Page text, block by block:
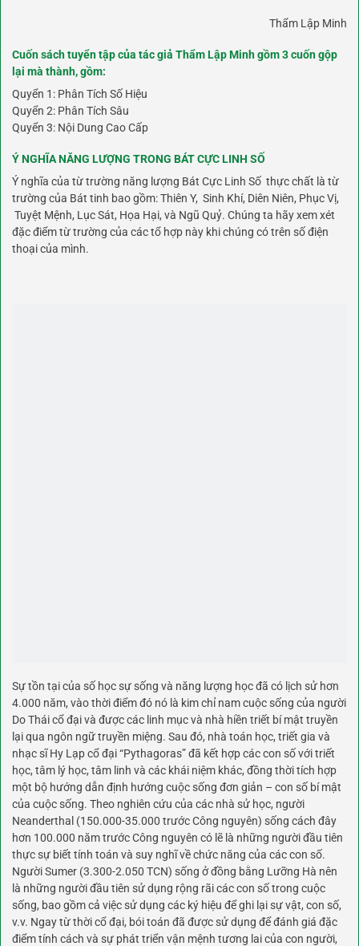
Thẩm Lập Minh
Cuốn sách tuyển tập của tác giả Thẩm Lập Minh gồm 3 cuốn gộp
lại mà thành, gồm:
Quyển 1: Phân Tích Số Hiệu
Quyển 2: Phân Tích Sâu
Quyển 3: Nội Dung Cao Cấp
Ý NGHĨA NĂNG LƯỢNG TRONG BÁT CỰC LINH SỐ
Ý nghĩa của từ trường năng lượng Bát Cực Linh Số thực chất là từ
trường của Bát tinh bao gồm: Thiên Y, Sinh Khí, Diên Niên, Phục Vị,
Tuyệt Mệnh, Lục Sát, Họa Hại, và Ngũ Quỷ. Chúng ta hãy xem xét
đặc điểm từ trường của các tổ hợp này khi chúng có trên số điện
thoại của mình.
Sự tồn tại của số học sự sống và năng lượng học đã có lịch sử hơn
4.000 năm, vào thời điểm đó nó là kim chỉ nam cuộc sống của người
Do Thái cổ đại và được các linh mục và nhà hiền triết bí mật truyền
lại qua ngôn ngữ truyền miệng. Sau đó, nhà toán học, triết gia và
nhạc sĩ Hy Lạp cổ đại “Pythagoras” đã kết hợp các con số với triết
học, tâm lý học, tâm linh và các khái niệm khác, đồng thời tích hợp
một bộ hướng dẫn định hướng cuộc sống đơn giản – con số bí mật
của cuộc sống. Theo nghiên cứu của các nhà sử học, người
Neanderthal (150.000-35.000 trước Công nguyên) sống cách đây
hơn 100.000 năm trước Công nguyên có lẽ là những người đầu tiên
thực sự biết tính toán và suy nghĩ về chức năng của các con số.
Người Sumer (3.300-2.050 TCN) sống ở đồng bằng Lưỡng Hà nên
là những người đầu tiên sử dụng rộng rãi các con số trong cuộc
sống, bao gồm cả việc sử dụng các ký hiệu để ghi lại sự vật, con số,
v.v. Ngay từ thời cổ đại, bói toán đã được sử dụng để đánh giá đặc
điểm tính cách và sự phát triển vận mệnh tương lai của con người,